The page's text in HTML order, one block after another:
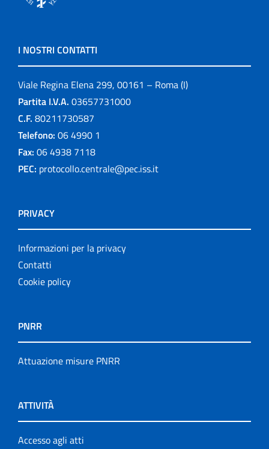
I NOSTRI CONTATTI
Viale Regina Elena 299, 00161 – Roma (I)
Partita I.V.A. 03657731000
C.F. 80211730587
Telefono: 06 4990 1
Fax: 06 4938 7118
PEC: protocollo.centrale@pec.iss.it
PRIVACY
Informazioni per la privacy
Contatti
Cookie policy
PNRR
Attuazione misure PNRR
ATTIVITÀ
Accesso agli atti